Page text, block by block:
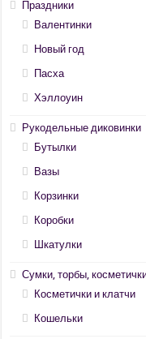
Праздники
Валентинки
Новый год
Пасха
Хэллоуин
Рукодельные диковинки
Бутылки
Вазы
Корзинки
Коробки
Шкатулки
Сумки, торбы,
Косметички и клатчи
Кошельки